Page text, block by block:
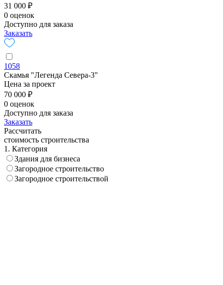
31 000 ₽
0 оценок
Доступно для заказа
Заказать
1058
Скамья "Легенда Севера-3"
Цена за проект
70 000 ₽
0 оценок
Доступно для заказа
Заказать
Рассчитать
стоимость строительства
1. Категория
Здания для бизнеса
Загородное строительство
Загородное строительствой